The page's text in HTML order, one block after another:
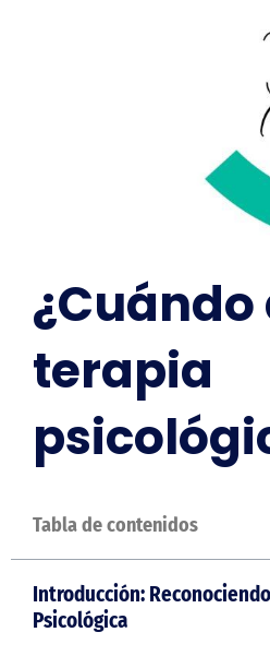
¿Cuándo
terapia
Tabla de contenidos
Introducción:
Psicológica